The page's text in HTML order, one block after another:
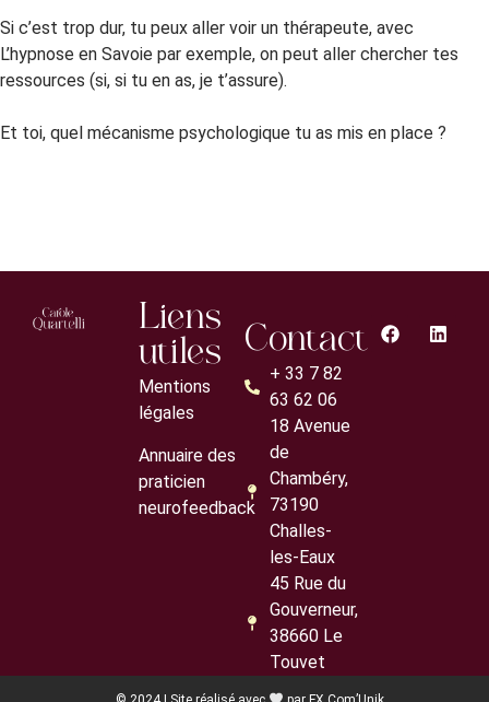
Si c’est trop dur, tu peux aller voir un thérapeute, avec
L’hypnose en Savoie par exemple, on peut aller chercher tes
ressources (si, si tu en as, je t’assure).
Et toi, quel mécanisme psychologique tu as mis en place ?
Liens
utiles
Mentions
légales
Annuaire des
praticien
neurofeedback
Contact
+ 33 7 82
63 62 06
18 Avenue
de
Chambéry,
73190
Challes-
les-Eaux
45 Rue du
Gouverneur,
38660 Le
Touvet